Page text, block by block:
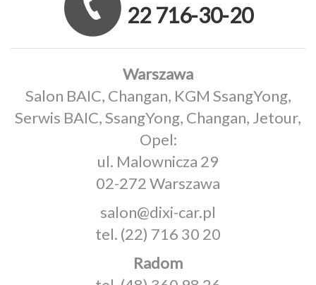
22 716-30-20
Warszawa
Salon BAIC, Changan, KGM SsangYong,
Serwis BAIC, SsangYong, Changan, Jetour,
Opel:
ul. Malownicza 29
02-272 Warszawa
salon@dixi-car.pl
tel. (22) 716 30 20
Radom